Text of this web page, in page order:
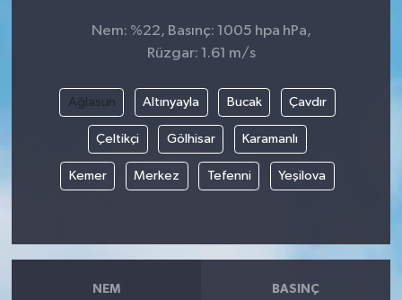
Nem: %22, Basınç: 1005 hpa hPa,
Rüzgar: 1.61 m/s
Ağlasun Altınyayla Bucak Çavdır
Çeltikçi Gölhisar Karamanlı
Kemer Merkez Tefenni Yeşilova
NEM BASINÇ